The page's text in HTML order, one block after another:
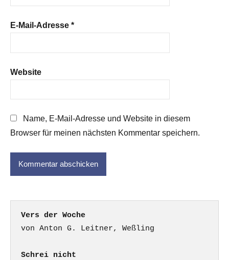
E-Mail-Adresse *
Website
Name, E-Mail-Adresse und Website in diesem
Browser für meinen nächsten Kommentar speichern.
Vers der Woche
Schrei nicht